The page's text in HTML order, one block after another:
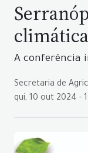
A conferência
Secretaria de
qui, 10 out 2024 -